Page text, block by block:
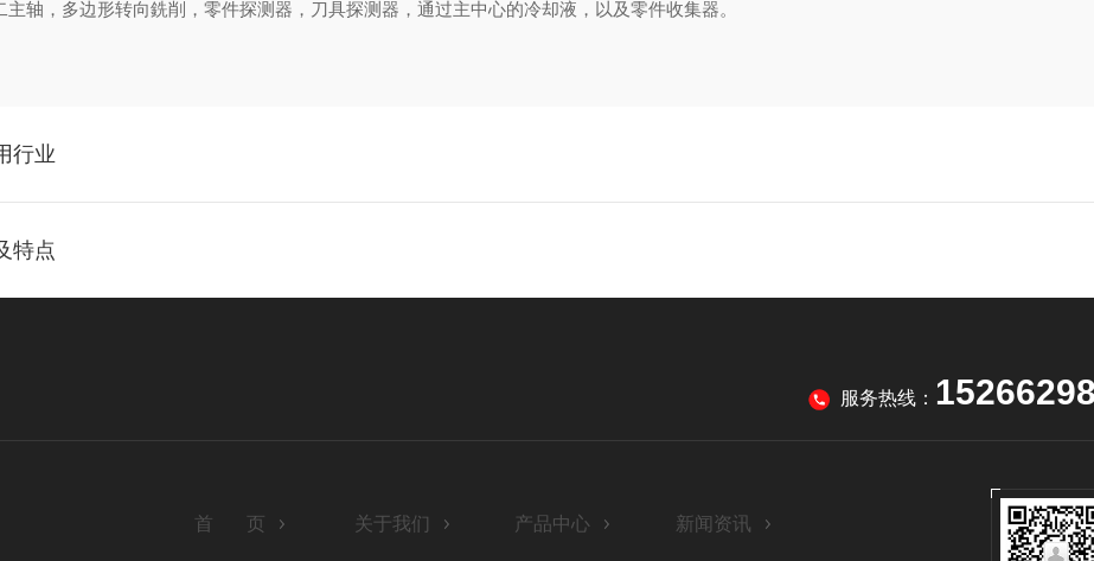
，多边形转向銑削，零件探测器，刀具探测器，通过主中心的冷却液，以及零件收集器。
行业
特点
服务热线：
首 页 关于我们 产品中心 新闻资讯